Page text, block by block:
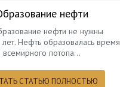
нефти
нефти не нужны
Нефть образовалась время
всемирного потопа…
СТАТЬЮ ПОЛНОСТЬЮ